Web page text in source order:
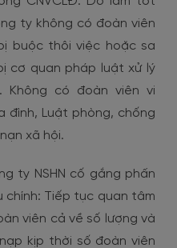
ty không có đoàn viên
buộc thôi việc hoặc sa
cơ quan pháp luật xử lý
Không có đoàn viên vi
đình, Luật phòng, chống
xã hội.
ty NSHN cố gắng phấn
chính: Tiếp tục quan tâm
viên cả về số lượng và
kịp thời số đoàn viên